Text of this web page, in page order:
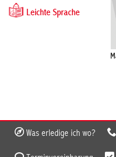
Leichte Sprache
Was erledige ich wo?